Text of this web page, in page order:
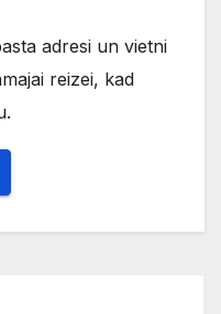
adresi un vietni
reizei, kad